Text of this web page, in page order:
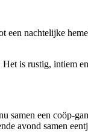
nachtelijke
is rustig, intiem
een coöp-
avond samen